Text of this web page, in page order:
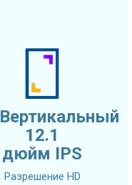
Вертикальный
12.1
дюйм IPS
Разрешение HD